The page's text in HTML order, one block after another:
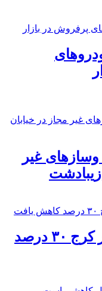
غیر
زیبادشت
️قیمت مسکن در کرج ۳۰ درصد